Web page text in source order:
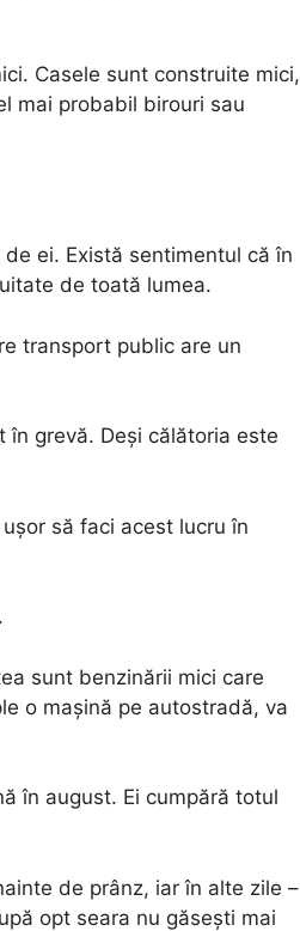
Casele sunt construite mici,
mai probabil birouri sau
ei. Există sentimentul că în
de toată lumea.
transport public are un
grevă. Deși călătoria este
să faci acest lucru în
sunt benzinării mici care
o mașină pe autostradă, va
în august. Ei cumpără totul
de prânz, iar în alte zile –
opt seara nu găsești mai